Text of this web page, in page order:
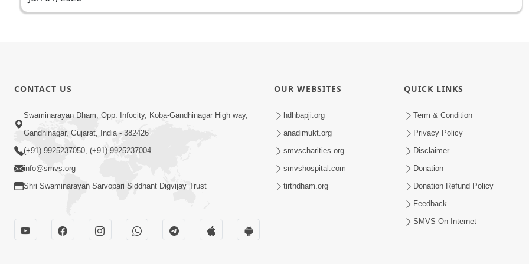
CONTACT US
Swaminarayan Dham, Opp. Infocity, Koba-Gandhinagar High way,
Gandhinagar, Gujarat, India - 382426
(+91) 9925237050, (+91) 9925237004
info@smvs.org
Shri Swaminarayan Sarvopari Siddhant Digvijay Trust
OUR WEBSITES
hdhbapji.org
anadimukt.org
smvscharities.org
smvshospital.com
tirthdham.org
QUICK LINKS
Term & Condition
Privacy Policy
Disclaimer
Donation
Donation Refund Policy
Feedback
SMVS On Internet